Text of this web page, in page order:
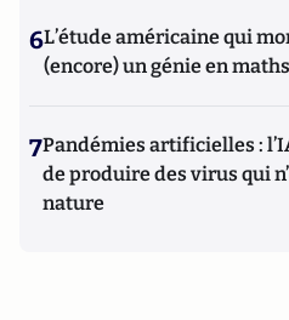
6L’étude américaine qui
(encore) un génie en maths
7Pandémies artificielles :
de produire des virus qui
nature